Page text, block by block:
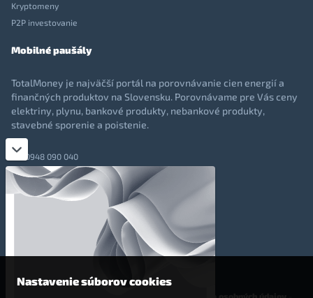
Kryptomeny
P2P investovanie
Mobilné paušály
TotalMoney je najväčší portál na porovnávanie cien energií a
finančných produktov na Slovensku. Porovnávame pre Vás ceny
elektriny, plynu, bankové produkty, nebankové produkty,
stavebné sporenie a poistenie.
0948 090 040
+421 948 090 051
info@totalmoney.sk
Levočská 866, Poprad, 058 01
Nastavenie súborov cookies